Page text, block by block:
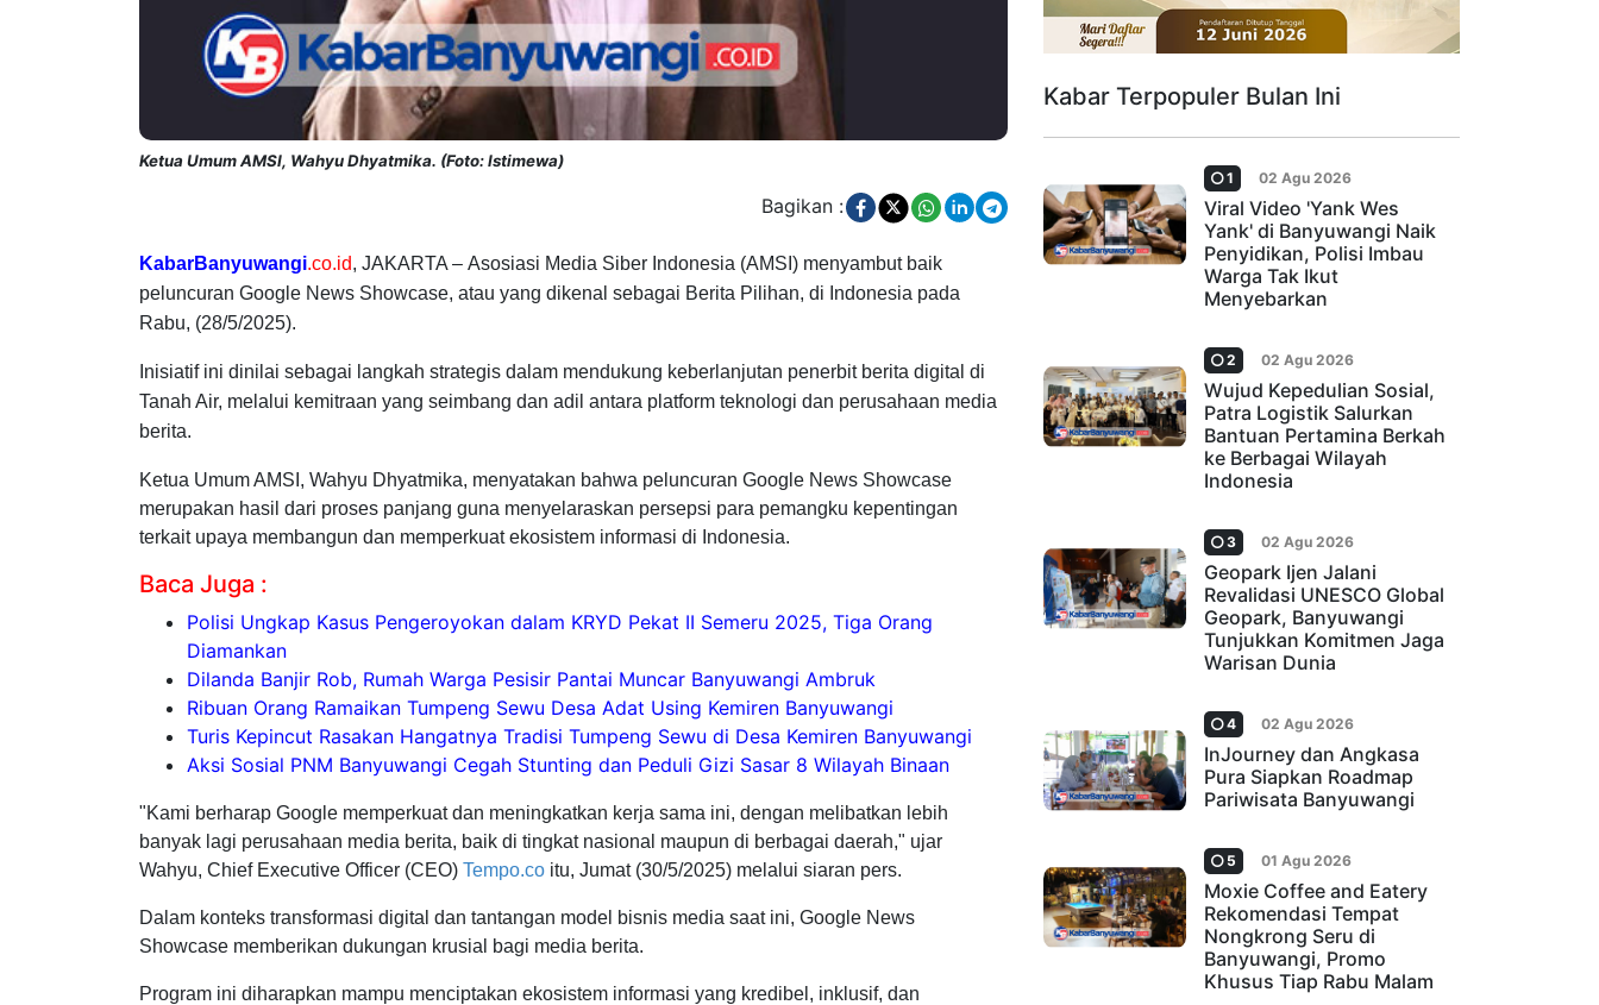
Ketua Umum AMSI, Wahyu Dhyatmika. (Foto: Istimewa)
Bagikan :
KabarBanyuwangi.co.id, JAKARTA – Asosiasi Media Siber Indonesia (AMSI) menyambut baik
peluncuran Google News Showcase, atau yang dikenal sebagai Berita Pilihan, di Indonesia pada
Rabu, (28/5/2025).
Inisiatif ini dinilai sebagai langkah strategis dalam mendukung keberlanjutan penerbit berita digital di
Tanah Air, melalui kemitraan yang seimbang dan adil antara platform teknologi dan perusahaan media
berita.
Ketua Umum AMSI, Wahyu Dhyatmika, menyatakan bahwa peluncuran Google News Showcase
merupakan hasil dari proses panjang guna menyelaraskan persepsi para pemangku kepentingan
terkait upaya membangun dan memperkuat ekosistem informasi di Indonesia.
Baca Juga :
Polisi Ungkap Kasus Pengeroyokan dalam KRYD Pekat II Semeru 2025, Tiga Orang
Diamankan
Dilanda Banjir Rob, Rumah Warga Pesisir Pantai Muncar Banyuwangi Ambruk
Ribuan Orang Ramaikan Tumpeng Sewu Desa Adat Using Kemiren Banyuwangi
Turis Kepincut Rasakan Hangatnya Tradisi Tumpeng Sewu di Desa Kemiren Banyuwangi
Aksi Sosial PNM Banyuwangi Cegah Stunting dan Peduli Gizi Sasar 8 Wilayah Binaan
"Kami berharap Google memperkuat dan meningkatkan kerja sama ini, dengan melibatkan lebih
banyak lagi perusahaan media berita, baik di tingkat nasional maupun di berbagai daerah," ujar
Wahyu, Chief Executive Officer (CEO) Tempo.co itu, Jumat (30/5/2025) melalui siaran pers.
Dalam konteks transformasi digital dan tantangan model bisnis media saat ini, Google News
Showcase memberikan dukungan krusial bagi media berita.
Program ini diharapkan mampu menciptakan ekosistem informasi yang kredibel, inklusif, dan
Kabar Terpopuler Bulan Ini
1 02 Agu 2026
Viral Video 'Yank Wes
Yank' di Banyuwangi Naik
Penyidikan, Polisi Imbau
Warga Tak Ikut
Menyebarkan
2 02 Agu 2026
Wujud Kepedulian Sosial,
Patra Logistik Salurkan
Bantuan Pertamina Berkah
ke Berbagai Wilayah
Indonesia
3 02 Agu 2026
Geopark Ijen Jalani
Revalidasi UNESCO Global
Geopark, Banyuwangi
Tunjukkan Komitmen Jaga
Warisan Dunia
4 02 Agu 2026
InJourney dan Angkasa
Pura Siapkan Roadmap
Pariwisata Banyuwangi
5 01 Agu 2026
Moxie Coffee and Eatery
Rekomendasi Tempat
Nongkrong Seru di
Banyuwangi, Promo
Khusus Tiap Rabu Malam